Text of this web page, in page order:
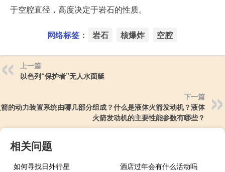
于空腔直径，高度决定于岩石的性质。
网络标签： 岩石 核爆炸 空腔
上一篇
以色列“保护者”无人水面艇
下一篇
的动力装置系统由哪几部分组成？什么是液体火箭发动机？液体
火箭发动机的主要性能参数有哪些？
相关问题
如何寻找日外行星
酒店过年会有什么活动吗